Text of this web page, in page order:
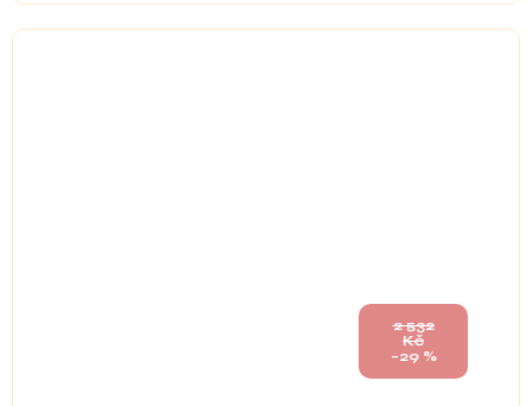
2 532
Kč
–29 %